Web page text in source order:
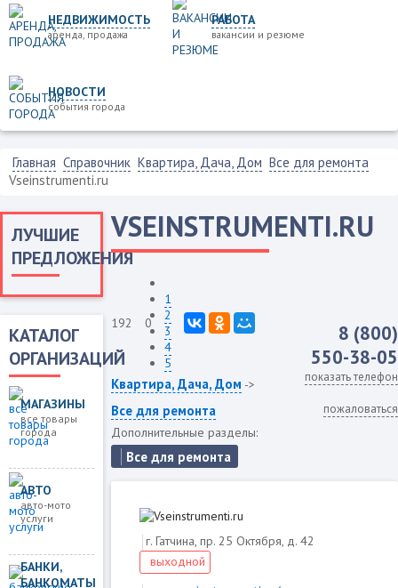
НЕДВИЖИМОСТЬ
аренда, продажа
РАБОТА
вакансии и резюме
НОВОСТИ
события города
Главная Справочник Квартира, Дача, Дом Все для ремонта
Vseinstrumenti.ru
ЛУЧШИЕ
ПРЕДЛОЖЕНИЯ
КАТАЛОГ
ОРГАНИЗАЦИЙ
МАГАЗИНЫ
все товары
города
АВТО
авто-мото
услуги
БАНКИ,
БАНКОМАТЫ
VSEINSTRUMENTI.RU
192 0
1
2
3
4
5
Квартира, Дача, Дом ->
Все для ремонта
Дополнительные разделы:
Все для ремонта
8 (800)
550-38-05
показать телефон
пожаловаться
г. Гатчина, пр. 25 Октября, д. 42
выходной